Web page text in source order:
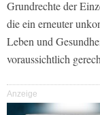
Grundrechte der
die ein erneuter
Leben und
voraussichtlich
Anzeige